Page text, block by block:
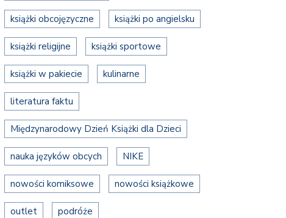
książki obcojęzyczne książki po angielsku
książki religijne książki sportowe
książki w pakiecie kulinarne
literatura faktu
Międzynarodowy Dzień Książki dla Dzieci
nauka języków obcych NIKE
nowości komiksowe nowości książkowe
outlet podróże